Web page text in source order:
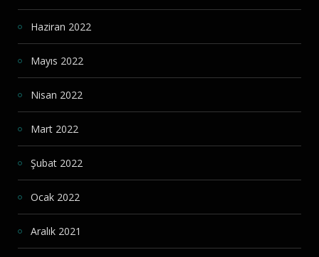
Haziran 2022
Mayıs 2022
Nisan 2022
Mart 2022
Şubat 2022
Ocak 2022
Aralık 2021